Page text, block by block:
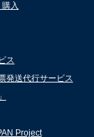
入
ス
発送代行サービス
Project